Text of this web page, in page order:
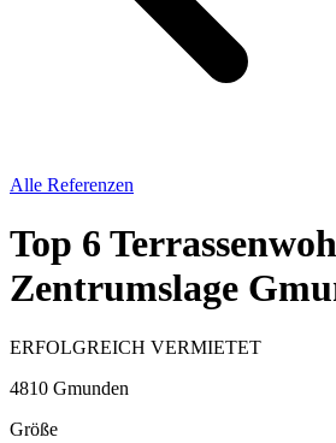
Alle Referenzen
Top 6
Zentrumslage
ERFOLGREICH VERMIETET
4810 Gmunden
Größe